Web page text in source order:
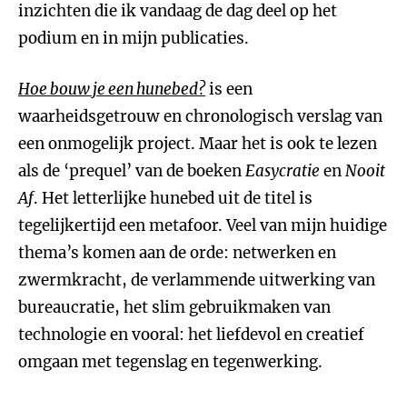
inzichten die ik vandaag de dag deel op het
podium en in mijn publicaties.
Hoe bouw je een hunebed?is een
waarheidsgetrouw en chronologisch verslag van
een onmogelijk project. Maar het is ook te lezen
als de ‘prequel’ van de boekenEasycratie enNooit
Af. Het letterlijke hunebed uit de titel is
tegelijkertijd een metafoor. Veel van mijn huidige
thema’s komen aan de orde: netwerken en
zwermkracht, de verlammende uitwerking van
bureaucratie, het slim gebruikmaken van
technologie en vooral: het liefdevol en creatief
omgaan met tegenslag en tegenwerking.